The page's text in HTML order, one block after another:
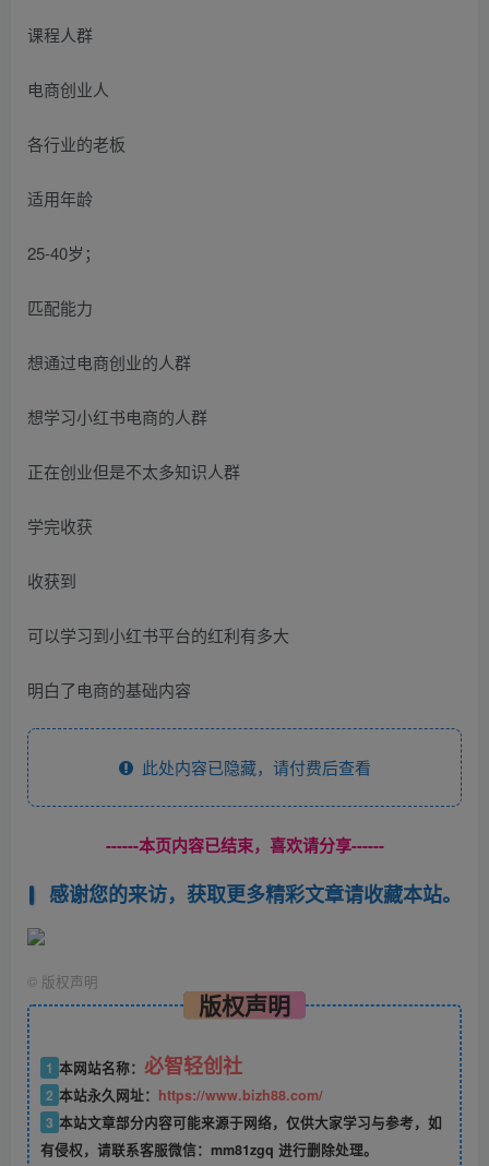
课程人群
电商创业人
各行业的老板
适用年龄
25-40岁；
匹配能力
想通过电商创业的人群
想学习小红书电商的人群
正在创业但是不太多知识人群
学完收获
收获到
可以学习到小红书平台的红利有多大
明白了电商的基础内容
此处内容已隐藏，请付费后查看
------本页内容已结束，喜欢请分享------
感谢您的来访，获取更多精彩文章请收藏本站。
© 版权声明
版权声明
1 本网站名称： 必智轻创社
2 本站永久网址： https://www.bizh88.com/
3 本站文章部分内容可能来源于网络，仅供大家学习与参考，如
有侵权，请联系客服微信：mm81zgq 进行删除处理。